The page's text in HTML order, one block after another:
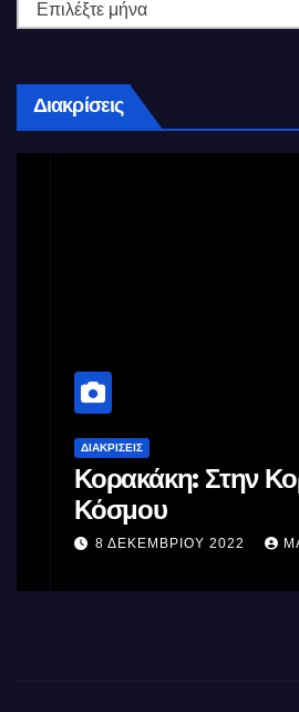
Διακρίσεις
ΔΙΑΚΡΊΣΕΙΣ
Κορακάκη: Στην
Κόσμου
8 ΔΕΚΕΜΒΡΊΟΥ 2022